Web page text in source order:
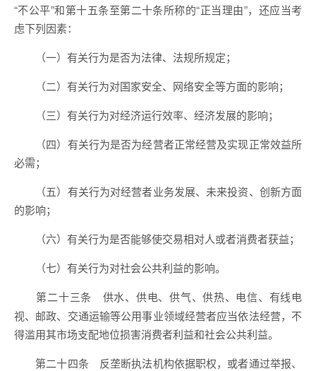
“不公平”和第十五条至第二十条所称的“正当理由”，还应当考
虑下列因素：
（一）有关行为是否为法律、法规所规定；
（二）有关行为对国家安全、网络安全等方面的影响；
（三）有关行为对经济运行效率、经济发展的影响；
（四）有关行为是否为经营者正常经营及实现正常效益所
必需；
（五）有关行为对经营者业务发展、未来投资、创新方面
的影响；
（六）有关行为是否能够使交易相对人或者消费者获益；
（七）有关行为对社会公共利益的影响。
第二十三条 供水、供电、供气、供热、电信、有线电
视、邮政、交通运输等公用事业领域经营者应当依法经营，不
得滥用其市场支配地位损害消费者利益和社会公共利益。
第二十四条
反垄断执法机构依据职权，或者通过举报、